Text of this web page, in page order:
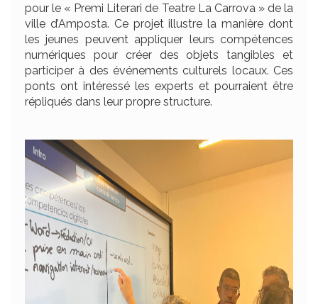
pour le « Premi Literari de Teatre La Carrova » de la
ville d’Amposta. Ce projet illustre la manière dont
les jeunes peuvent appliquer leurs compétences
numériques pour créer des objets tangibles et
participer à des événements culturels locaux. Ces
ponts ont intéressé les experts et pourraient être
répliqués dans leur propre structure.